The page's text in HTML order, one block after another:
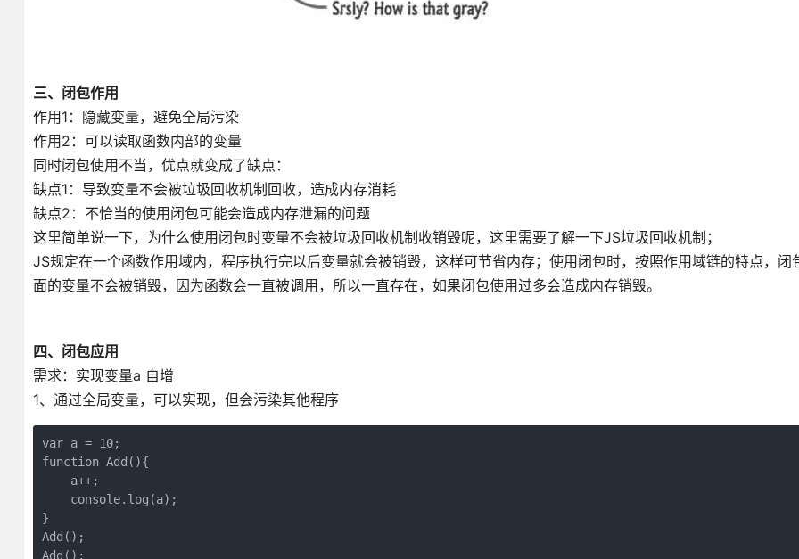
三、闭包作用
作用1：隐藏变量，避免全局污染
作用2：可以读取函数内部的变量
同时闭包使用不当，优点就变成了缺点：
缺点1：导致变量不会被垃圾回收机制回收，造成内存消耗
缺点2：不恰当的使用闭包可能会造成内存泄漏的问题
这里简单说一下，为什么使用闭包时变量不会被垃圾回收机制收销毁呢，这里需要了解一下JS垃圾回收机制；
JS规定在一个函数作用域内，程序执行完以后变量就会被销毁，这样可节省内存；使用闭包时，按照作用域链的特点，闭
面的变量不会被销毁，因为函数会一直被调用，所以一直存在，如果闭包使用过多会造成内存销毁。
四、闭包应用
需求：实现变量a 自增
1、通过全局变量，可以实现，但会污染其他程序
var a = 10;
function Add(){
a++;
console.log(a);
}
Add();
Add();